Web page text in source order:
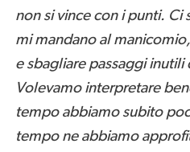
non si vince con i punti. Ci
mi mandano al
e sbagliare passaggi
Volevamo interpretare
tempo abbiamo subito
tempo ne abbiamo